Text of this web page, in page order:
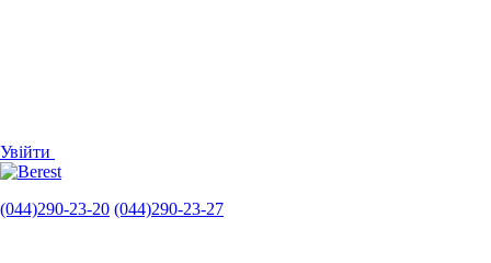
Увійти
(044)290-23-20 (044)290-23-27